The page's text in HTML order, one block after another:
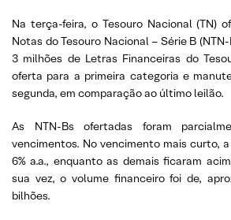
Na terça-feira, o Tesouro Nacional (TN)
Notas do Tesouro Nacional – Série B
3 milhões de Letras Financeiras do
oferta para a primeira categoria e
segunda, em comparação ao último leilão.
As NTN-Bs ofertadas foram
vencimentos. No vencimento mais curto,
6% a.a., enquanto as demais ficaram
sua vez, o volume financeiro foi de,
bilhões.